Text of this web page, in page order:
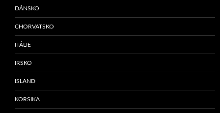
DÁNSKO
CHORVATSKO
ITÁLIE
IRSKO
ISLAND
KORSIKA